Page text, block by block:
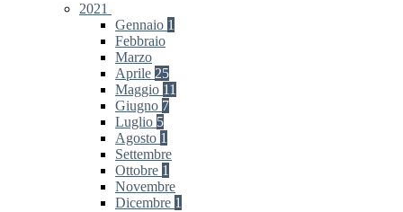
2021
Gennaio 1
Febbraio
Marzo
Aprile 25
Maggio 11
Giugno 7
Luglio 5
Agosto 1
Settembre
Ottobre 1
Novembre
Dicembre 1